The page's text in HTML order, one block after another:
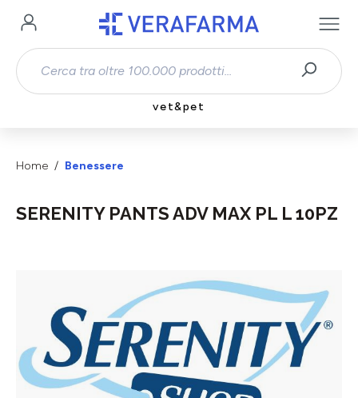
Passa al contenuto principale
vet&pet
Home Benessere
SERENITY PANTS ADV MAX PL L 10PZ